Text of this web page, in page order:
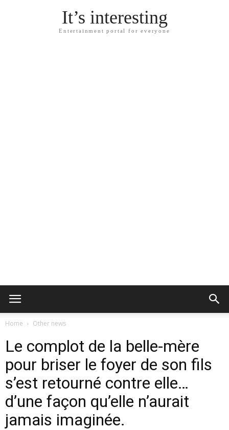
It’s interesting
Entertainment portal for everyone
Home Other news
Le complot de la belle-mère
pour briser le foyer de son fils
s’est retourné contre elle…
d’une façon qu’elle n’aurait
jamais imaginée.